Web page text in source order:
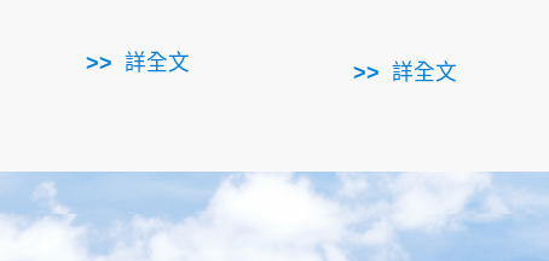
詳全文 詳全文